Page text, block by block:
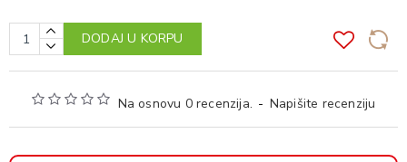
Na osnovu 0 recenzija. - Napišite recenziju
DODAJ U KORPU